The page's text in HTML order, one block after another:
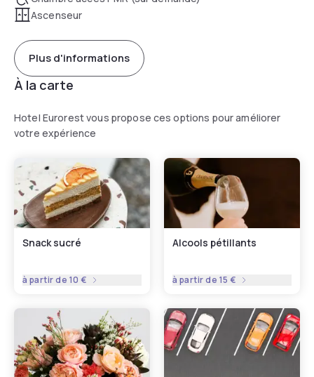
Ascenseur
Plus d'informations
À la carte
Hotel Eurorest vous propose ces options pour améliorer
votre expérience
Snack sucré
à partir de 10 €
Alcools pétillants
à partir de 15 €